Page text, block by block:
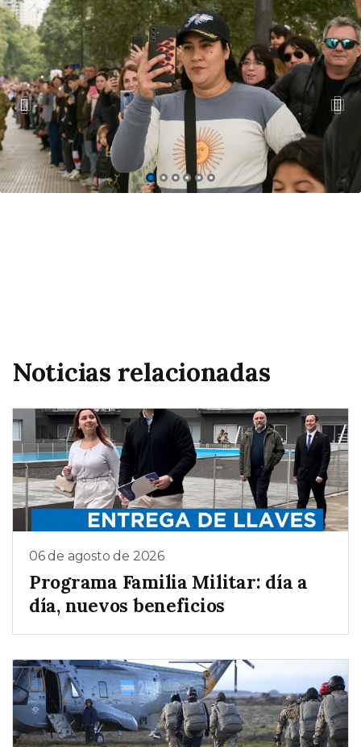
Noticias relacionadas
06 de agosto de 2026
Programa Familia Militar: día a
día, nuevos beneficios